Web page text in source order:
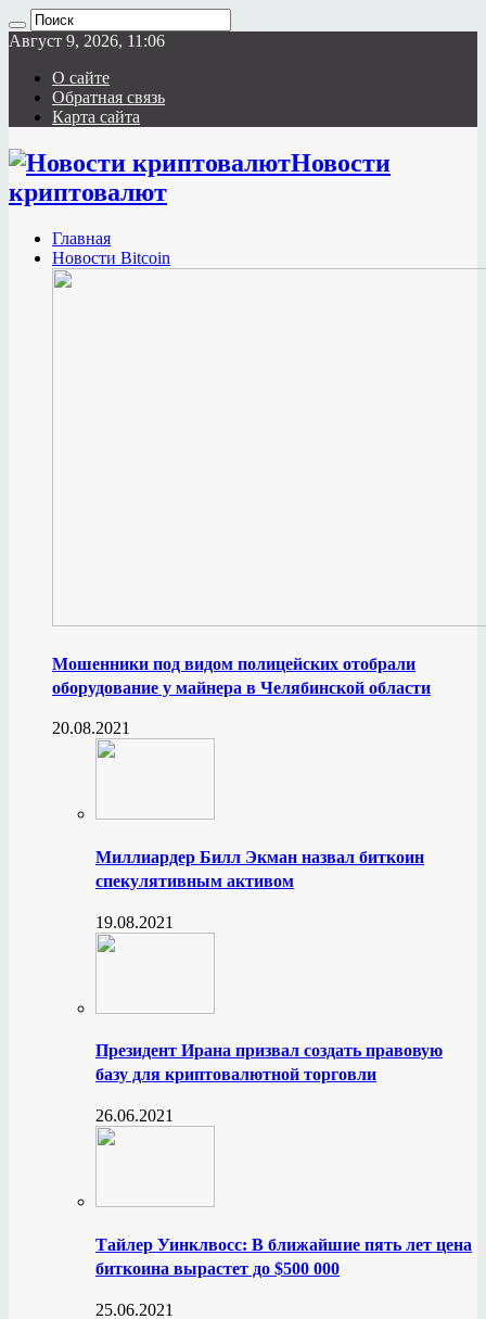
Август 9, 2026, 11:06
О сайте
Обратная связь
Карта сайта
Новости
криптовалют
Главная
Новости Bitcoin
Мошенники под видом полицейских отобрали
оборудование у майнера в Челябинской области
20.08.2021
Миллиардер Билл Экман назвал биткоин
спекулятивным активом
19.08.2021
Президент Ирана призвал создать правовую
базу для криптовалютной торговли
26.06.2021
Тайлер Уинклвосс: В ближайшие пять лет цена
биткоина вырастет до $500 000
25.06.2021